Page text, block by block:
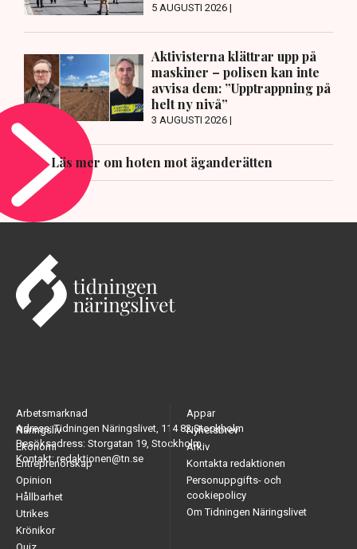
5 AUGUSTI 2026 |
Aktivisterna klättrar upp på
maskiner – polisen kan inte
avvisa dem: ”Upptrappning på
helt ny nivå”
3 AUGUSTI 2026 |
Läs mer om hoten mot äganderätten
Adress: Tidningen Näringslivet, 114 82 Stockholm
Besöksadress: Storgatan 19, Stockholm
Kontakt: redaktionen@tn.se
Arbetsmarknad
Näringsliv
Ekonomi
Entreprenörskap
Opinion
Hållbarhet
Utrikes
Krönikor
Appar
Nyhetsbrev
Arkiv
Kontakta redaktionen
Personuppgifts- och
cookiepolicy
Om Tidningen Näringslivet